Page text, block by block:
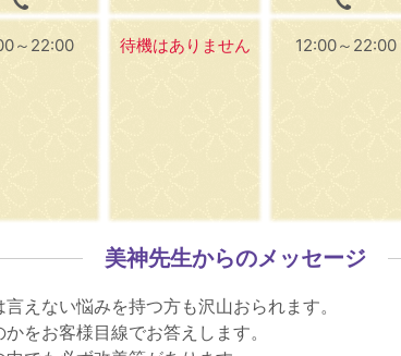
～22:00 待機はありません 12:00～22:00
美神先生からのメッセージ
えない悩みを持つ方も沢山おられます。
をお客様目線でお答えします。